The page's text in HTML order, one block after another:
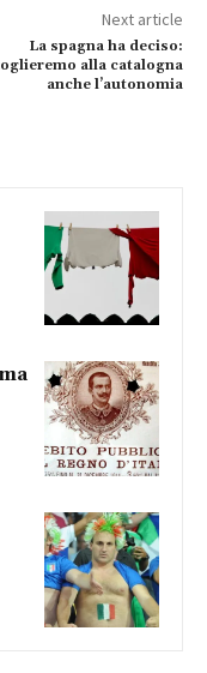
Next article
La spagna ha deciso:
alla catalogna
anche l’autonomia